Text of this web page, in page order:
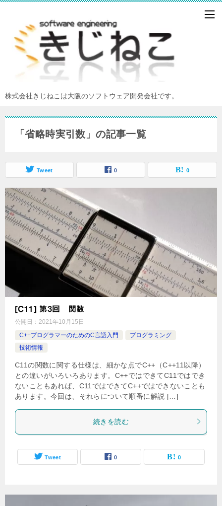
株式会社きじねこは大阪のソフトウェア開発会社です。
「省略時実引数」の記事一覧
Tweet 0 0
[C11] 第3回 関数
公開日： 2021年10月15日
C++プログラマーのためのC言語入門
プログラミング
技術情報
C11の関数に関する仕様は、細かな点でC++（C++11以降）
との違いがいろいろあります。C++ではできてC11ではでき
ないこともあれば、C11ではできてC++ではできないことも
あります。今回は、それらについて順番に解説 […]
続きを読む
Tweet 0 0